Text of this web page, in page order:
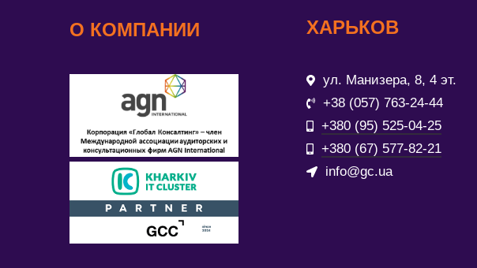
О КОМПАНИИ ХАРЬКОВ
ул. Манизера, 8, 4 эт.
+38 (057) 763-24-44
+380 (95) 525-04-25
+380 (67) 577-82-21
info@gc.ua